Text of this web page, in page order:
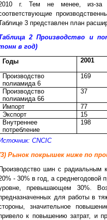
г. Тем не менее, из-за
3 представлен план
2 Производство и
в год)
Годы
2001
Производство
полиамида 6
169
Производство
полиамида66
37
Импорт
77
Экспорт
15
Внутреннее
потребление
198
CNCIC
Рынок покрышек ниже по
Производство шин с радиальным
- 30% в год, а среднегодовой
превышающем 30%.
для работы в
значительное
к повышению затрат, и